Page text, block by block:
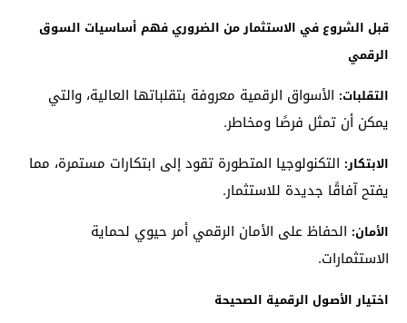
قبل الشروع في الاستثمار من الضروري فهم أساسيات السوق
الرقمي
التقلبات: الأسواق الرقمية معروفة بتقلباتها العالية، والتي
يمكن أن تمثل فرصًا ومخاطر.
الابتكار: التكنولوجيا المتطورة تقود إلى ابتكارات مستمرة، مما
يفتح آفاقًا جديدة للاستثمار.
الأمان: الحفاظ على الأمان الرقمي أمر حيوي لحماية
الاستثمارات.
اختيار الأصول الرقمية الصحيحة